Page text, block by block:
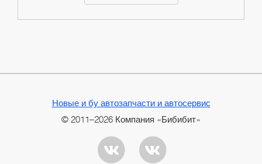
Новые и бу автозапчасти и автосервис
© 2011–2026 Компания «Бибибит»